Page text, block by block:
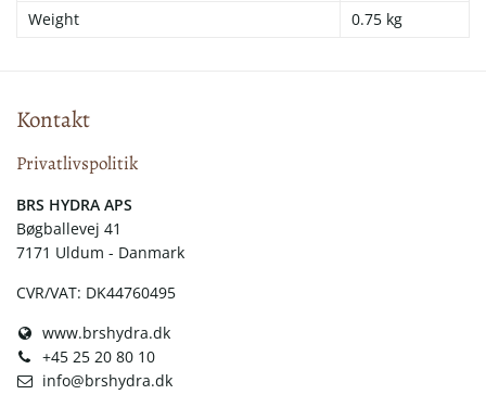
Weight
0.75 kg
Kontakt
Privatlivspolitik
​​BRS HYDRA APS
Bøgballevej 41
7171 Uldum - Danmark
CVR/VAT: DK44760495
www.brshydra.dk
+45 25 20 80 10
info@brshydra.dk